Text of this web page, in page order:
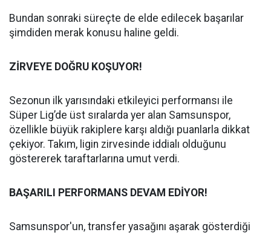
Bundan sonraki süreçte de elde edilecek başarılar
şimdiden merak konusu haline geldi.
ZİRVEYE DOĞRU KOŞUYOR!
Sezonun ilk yarısındaki etkileyici performansı ile
Süper Lig’de üst sıralarda yer alan Samsunspor,
özellikle büyük rakiplere karşı aldığı puanlarla dikkat
çekiyor. Takım, ligin zirvesinde iddialı olduğunu
göstererek taraftarlarına umut verdi.
BAŞARILI PERFORMANS DEVAM EDİYOR!
Samsunspor'un, transfer yasağını aşarak gösterdiği